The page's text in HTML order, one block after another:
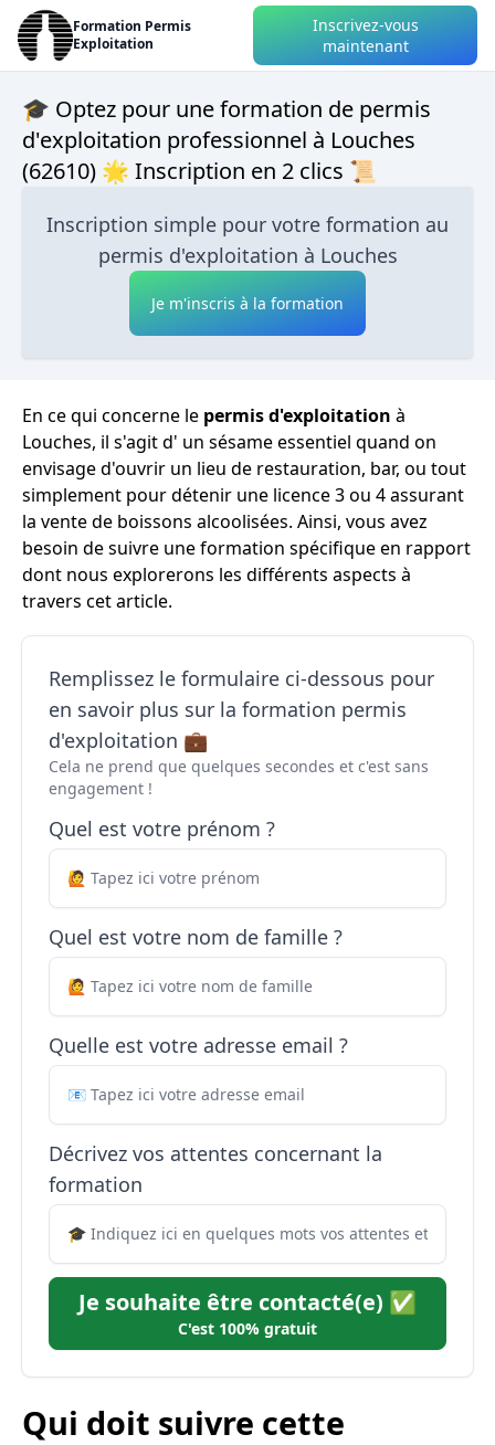
Formation Permis
Exploitation
Inscrivez-vous
maintenant
🎓 Optez pour une formation de permis
d'exploitation professionnel à Louches
(62610) 🌟 Inscription en 2 clics 📜
Inscription simple pour votre formation au
permis d'exploitation à Louches
Je m'inscris à la formation
En ce qui concerne le permis d'exploitation à
Louches, il s'agit d' un sésame essentiel quand on
envisage d'ouvrir un lieu de restauration, bar, ou tout
simplement pour détenir une licence 3 ou 4 assurant
la vente de boissons alcoolisées. Ainsi, vous avez
besoin de suivre une formation spécifique en rapport
dont nous explorerons les différents aspects à
travers cet article.
Remplissez le formulaire ci-dessous pour
en savoir plus sur la formation permis
d'exploitation 💼
Cela ne prend que quelques secondes et c'est sans
engagement !
Quel est votre prénom ?
Quel est votre nom de famille ?
Quelle est votre adresse email ?
Décrivez vos attentes concernant la
formation
Je souhaite être contacté(e) ✅
C'est 100% gratuit
Qui doit suivre cette